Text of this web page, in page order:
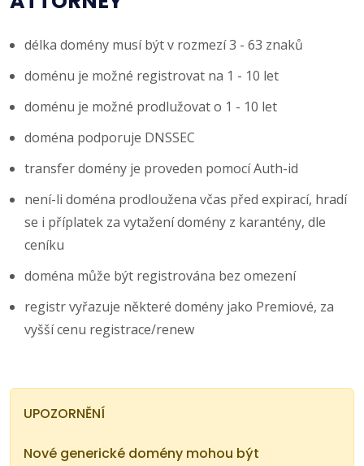
délka domény musí být v rozmezí 3 - 63 znaků
doménu je možné registrovat na 1 - 10 let
doménu je možné prodlužovat o 1 - 10 let
doména podporuje DNSSEC
transfer domény je proveden pomocí Auth-id
není-li doména prodloužena včas před expirací, hradí
se i příplatek za vytažení domény z karantény, dle
ceníku
doména může být registrována bez omezení
registr vyřazuje některé domény jako Premiové, za
vyšší cenu registrace/renew
UPOZORNĚNÍ
Nové generické domény mohou být